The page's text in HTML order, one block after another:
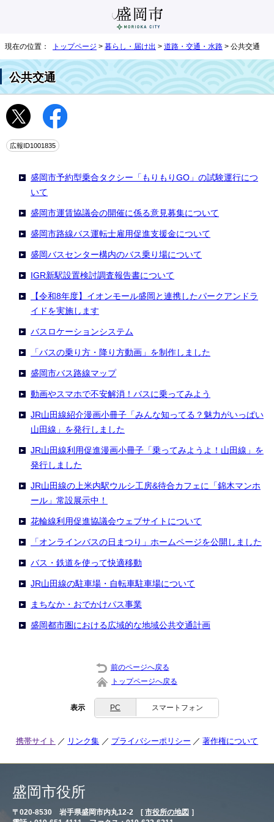
現在の位置： トップページ > 暮らし・届け出 > 道路・交通・水路 > 公共交通
公共交通
広報ID1001835
盛岡市予約型乗合タクシー「もりもりGO」の試験運行につ
いて
盛岡市運賃協議会の開催に係る意見募集について
盛岡市路線バス運転士雇用促進支援金について
盛岡バスセンター構内のバス乗り場について
IGR新駅設置検討調査報告書について
【令和8年度】イオンモール盛岡と連携したパークアンドラ
イドを実施します
バスロケーションシステム
「バスの乗り方・降り方動画」を制作しました
盛岡市バス路線マップ
動画やスマホで不安解消！バスに乗ってみよう
JR山田線紹介漫画小冊子「みんな知ってる？魅力がいっぱい
山田線」を発行しました
JR山田線利用促進漫画小冊子「乗ってみようよ！山田線」を
発行しました
JR山田線の上米内駅ウルシ工房&待合カフェに「錦木マンホ
ール」常設展示中！
花輪線利用促進協議会ウェブサイトについて
「オンラインバスの日まつり」ホームページを公開しました
バス・鉄道を使って快適移動
JR山田線の駐車場・自転車駐車場について
まちなか・おでかけパス事業
盛岡都市圏における広域的な地域公共交通計画
前のページへ戻る
トップページへ戻る
表示 PC スマートフォン
携帯サイト リンク集 プライバシーポリシー 著作権について
盛岡市役所
〒020-8530 岩手県盛岡市内丸12-2 [ 市役所の地図 ］